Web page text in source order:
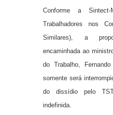
Conforme a
Trabalhadores nos
Similares), a
encaminhada ao
do Trabalho,
somente será
do dissídio pelo
indefinida.